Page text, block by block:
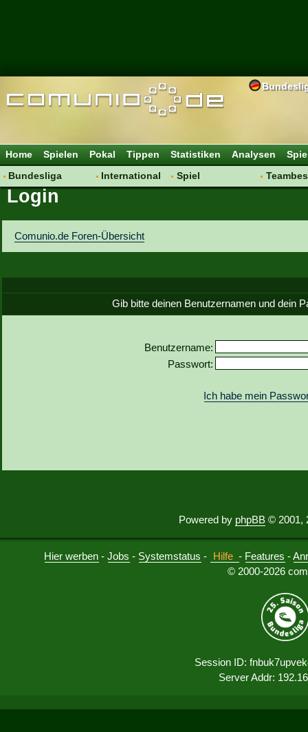
Home Spielen Pokal Tippen Statistiken Analysen
Bundesliga
Hot News
Spielanalyse
Vereinsdiskussion
International
Spiel
Login
Comunio.de Foren-Übersicht
Gib bitte deinen Benutzernamen und dein
Benutzername:
Passwort:
Ich habe mein
Powered by phpBB © 2001,
Hier werben -Jobs - Systemstatus - Hilfe - Features -
© 2000-2026
Session ID:
Server Addr: